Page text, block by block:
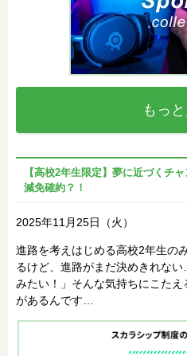
もっ
【高校2年生限定】夢に近づくチ
減免確約？！
2025年11月25日（火）
進路を考えはじめる高校2年生の
るけど、進路がまだ決めきれな
みたい！」そんな気持ちにこた
があるんです…